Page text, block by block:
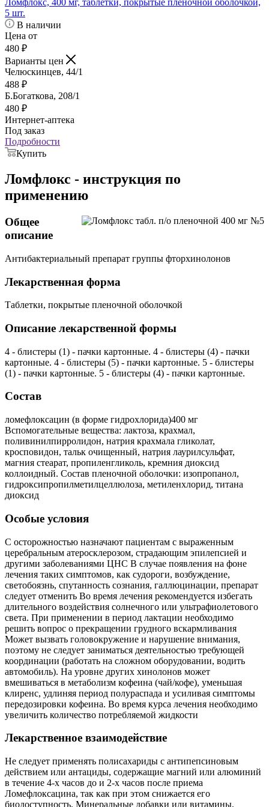
Ломфлокс, 400 мг, таблетки, покрытые пленочной оболочкой,
5 шт.
В наличии
Цена от
480 ₽
Варианты цен
Челюскинцев, 44/1
488 ₽
Б.Богаткова, 208/1
480 ₽
Интернет-аптека
Под заказ
Подробности
Купить
Ломфлокс - инструкция по
применению
Общее
описание
Антибактериальный препарат группы фторхинолонов
Лекарственная форма
Таблетки, покрытые пленочной оболочкой
Описание лекарственной формы
4 - блистеры (1) - пачки картонные. 4 - блистеры (4) - пачки
картонные. 4 - блистеры (5) - пачки картонные. 5 - блистеры
(1) - пачки картонные. 5 - блистеры (4) - пачки картонные.
Состав
ломефлоксацин (в форме гидрохлорида)400 мг
Вспомогательные вещества: лактоза, крахмал,
поливинилпирролидон, натрия крахмала гликолат,
кросповидон, тальк очищенный, натрия лаурилсульфат,
магния стеарат, пропиленгликоль, кремния диоксид
коллоидный. Состав пленочной оболочки: изопропанол,
гидроксипропилметилцеллюлоза, метиленхлорид, титана
диоксид
Особые условия
С осторожностью назначают пациентам с выраженным
церебральным атеросклерозом, страдающим эпилепсией и
другими заболеваниями ЦНС В случае появления на фоне
лечения таких симптомов, как судороги, возбуждение,
светобоязнь, спутанность сознания, галлюцинации, препарат
следует отменить Во время лечения рекомендуется избегать
длительного воздействия солнечного или ультрафиолетового
света. При применении в период лактации необходимо
решить вопрос о прекращении грудного вскармливания
Может вызвать головокружение и нарушение внимания,
поэтому не следует заниматься деятельностью требующей
координации (работать на сложном оборудовании, водить
автомобиль). На уровне других хинолонов может
вмешиваться в метаболизм кофеина (чай/кофе), уменьшая
клиренс, удлиняя период полураспада и усиливая симптомы
передозировки кофеина. Во время курса лечения необходимо
увеличить количество потребляемой жидкости
Лекарственное взаимодействие
Не следует применять полисахариды с антипепсиновым
действием или антациды, содержащие магний или алюминий
в течение 4-х часов до и 2-х часов после приема
Ломефлоксацина, так как при этом снижается его
биодоступность. Минеральные добавки или витамины,